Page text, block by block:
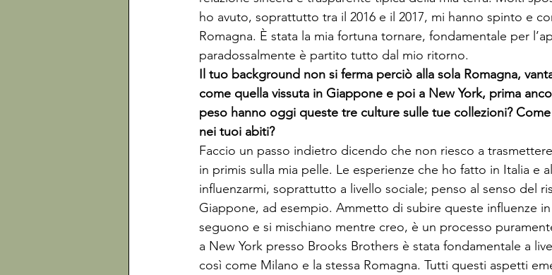
ho avuto, soprattutto tra il 2016 e il 2017, mi hanno spinto e
Romagna. È stata la mia fortuna tornare, fondamentale per
paradossalmente è partito tutto dal mio ritorno.
Il tuo background non si ferma perciò alla sola Romagna,
come quella vissuta in Giappone e poi a New York, prima
peso hanno oggi queste tre culture sulle tue collezioni?
nei tuoi abiti?
Faccio un passo indietro dicendo che non riesco a
in primis sulla mia pelle. Le esperienze che ho fatto in Italia e
influenzarmi, soprattutto a livello sociale; penso al senso del
Giappone, ad esempio. Ammetto di subire queste influenze
seguono e si mischiano mentre creo, è un processo
a New York presso Brooks Brothers è stata fondamentale a
così come Milano e la stessa Romagna. Tutti questi aspetti